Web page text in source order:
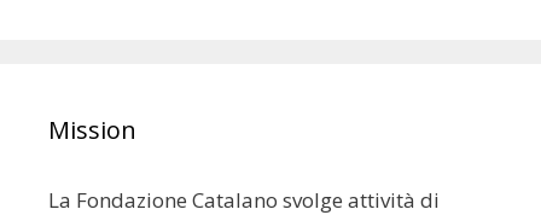
Mission
La Fondazione Catalano svolge attività di